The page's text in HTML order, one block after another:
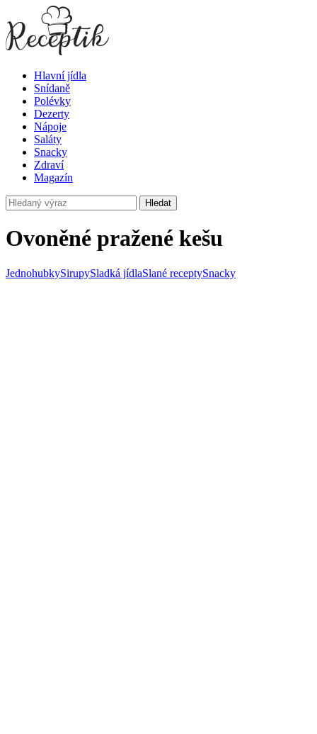
Hlavní jídla
Snídaně
Polévky
Dezerty
Nápoje
Saláty
Snacky
Zdraví
Magazín
Hledat
Ovoněné pražené kešu
JednohubkySirupySladká jídlaSlané receptySnacky